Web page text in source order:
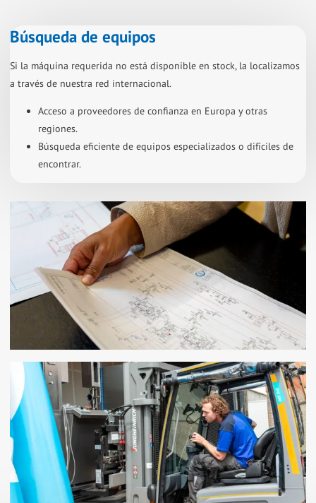
Búsqueda de equipos
Si la máquina requerida no está disponible en stock, la localizamos
a través de nuestra red internacional.
Acceso a proveedores de confianza en Europa y otras
regiones.
Búsqueda eficiente de equipos especializados o difíciles de
encontrar.